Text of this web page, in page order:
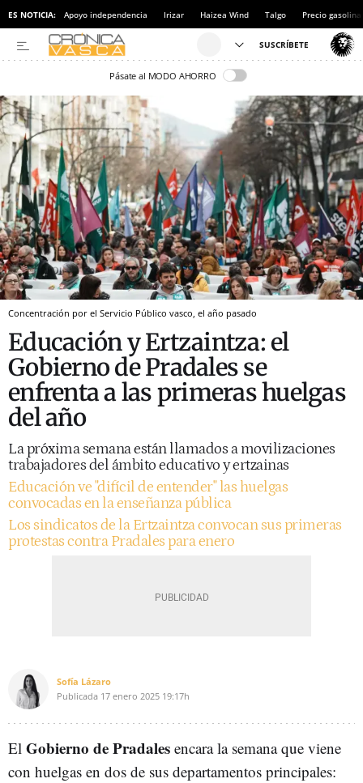
ES NOTICIA: Apoyo independencia Irizar Haizea Wind Talgo Precio gasolina
Pásate al MODO AHORRO
Concentración por el Servicio Público vasco, el año pasado
Educación y Ertzaintza: el
Gobierno de Pradales se
enfrenta a las primeras huelgas
del año
La próxima semana están llamados a movilizaciones
trabajadores del ámbito educativo y ertzainas
Educación ve "difícil de entender" las huelgas
convocadas en la enseñanza pública
Los sindicatos de la Ertzaintza convocan sus primeras
protestas contra Pradales para enero
Sofía Lázaro
Publicada 17 enero 2025 19:17h
El Gobierno de Pradales encara la semana que viene
con huelgas en dos de sus departamentos principales: